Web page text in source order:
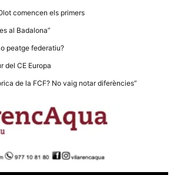
comencen els primers
al Badalona”
peatge federatiu?
del CE Europa
de la FCF? No vaig notar diferències”
Estadístiques
per a millorar
la funcionalitat
d'usuari
Alguns
components